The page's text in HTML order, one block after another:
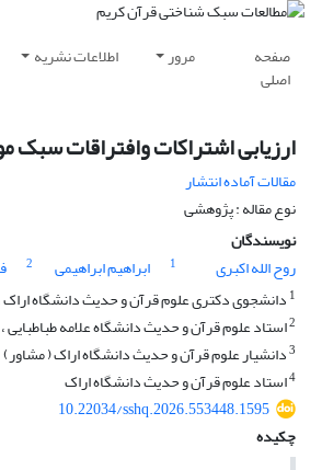
صفحه
اصلی
مرور اطلاعات نشریه
ارزیابی اشتراکات وافتراقات سبک
مقالات آماده انتشار
نوع مقاله : پژوهشی
نویسندگان
روح الله اکبری
1 ابراهیم ابراهیمی 2
1 دانشجوی دکتری علوم قرآن و حدیث دانشگاه اراک
2استاد علوم قرآن و حدیث دانشگاه علامه طباطبایی
3دانشیار علوم قرآن و حدیث دانشگاه اراک ( مشاور)
4استاد علوم قرآن و حدیث دانشگاه اراک
10.22034/sshq.2026.553448.1595
چکیده